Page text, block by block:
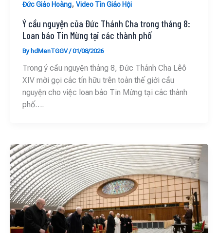
Đức Giáo Hoàng, Video Tin Giáo Hội
Ý cầu nguyện của Đức Thánh Cha trong tháng 8:
Loan báo Tin Mừng tại các thành phố
By hdMenTGGV/01/08/2026
Trong ý cầu nguyện tháng 8, Đức Thánh Cha Lêô
XIV mời gọi các tín hữu trên toàn thế giới cầu
nguyện cho việc loan báo Tin Mừng tại các thành
phố….